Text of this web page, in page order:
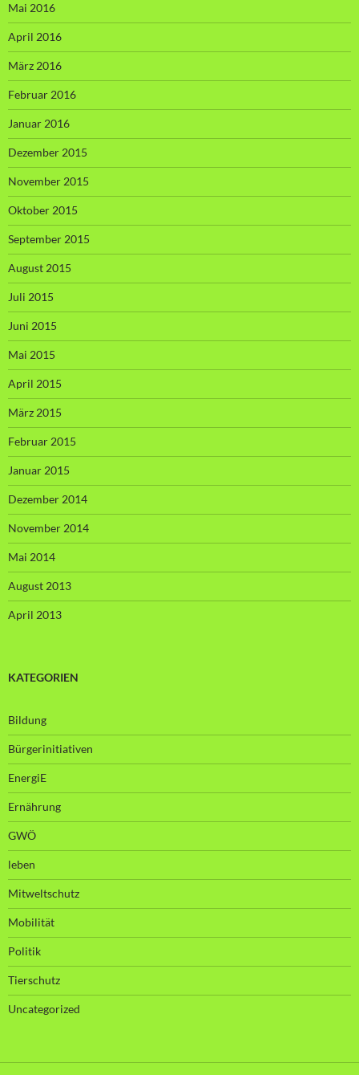
Mai 2016
April 2016
März 2016
Februar 2016
Januar 2016
Dezember 2015
November 2015
Oktober 2015
September 2015
August 2015
Juli 2015
Juni 2015
Mai 2015
April 2015
März 2015
Februar 2015
Januar 2015
Dezember 2014
November 2014
Mai 2014
August 2013
April 2013
KATEGORIEN
Bildung
Bürgerinitiativen
EnergiE
Ernährung
GWÖ
leben
Mitweltschutz
Mobilität
Politik
Tierschutz
Uncategorized